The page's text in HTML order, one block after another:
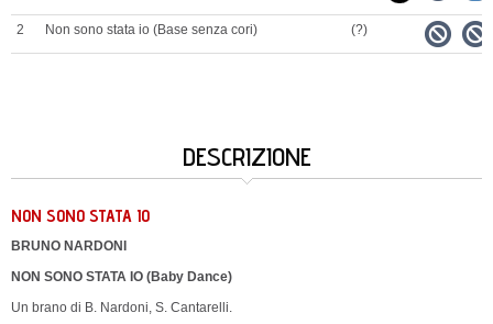
2 Non sono stata io (Base senza cori) (?)
DESCRIZIONE
NON SONO STATA IO
BRUNO NARDONI
NON SONO STATA IO (Baby Dance)
Un brano di B. Nardoni, S. Cantarelli.